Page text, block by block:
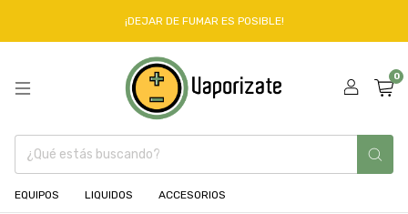
¡DEJAR DE FUMAR ES POSIBLE!
0
EQUIPOS LIQUIDOS ACCESORIOS